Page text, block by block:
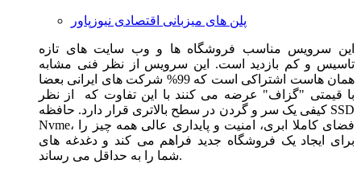
پلن های میزبانی اقتصادی نیوزپاور
این سرویس مناسب فروشگاه ها و وب سایت های تازه
تاسیس و کم بازدید است. این سرویس از نظر فنی مشابه
همان هاست اشتراکی است که 99% شرکت های ایرانی بعضا
با قیمتی "گزاف" عرضه می کنند با این تفاوت که از نظر
کیفی یک سر و گردن در سطح بالاتری قرار دارد. حافظه SSD
Nvme، فضای کاملا ابری، امنیت و پایداری عالی همه چیز را
برای ایجاد یک فروشگاه جدید فراهم می کند و دغدغه های
شما را به حداقل می رساند.